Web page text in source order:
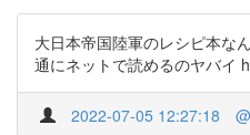
大日本帝国陸軍のレシピ本な
通にネットで読めるのヤバイ
2022-07-05 12:27:18